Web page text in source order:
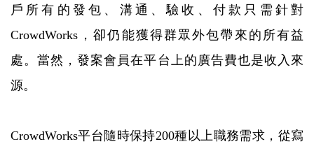
戶所有的發包、溝通、驗收、付款只需針對
CrowdWorks，卻仍能獲得群眾外包帶來的所有益
處。當然，發案會員在平台上的廣告費也是收入來
源。
CrowdWorks平台隨時保持200種以上職務需求，從寫